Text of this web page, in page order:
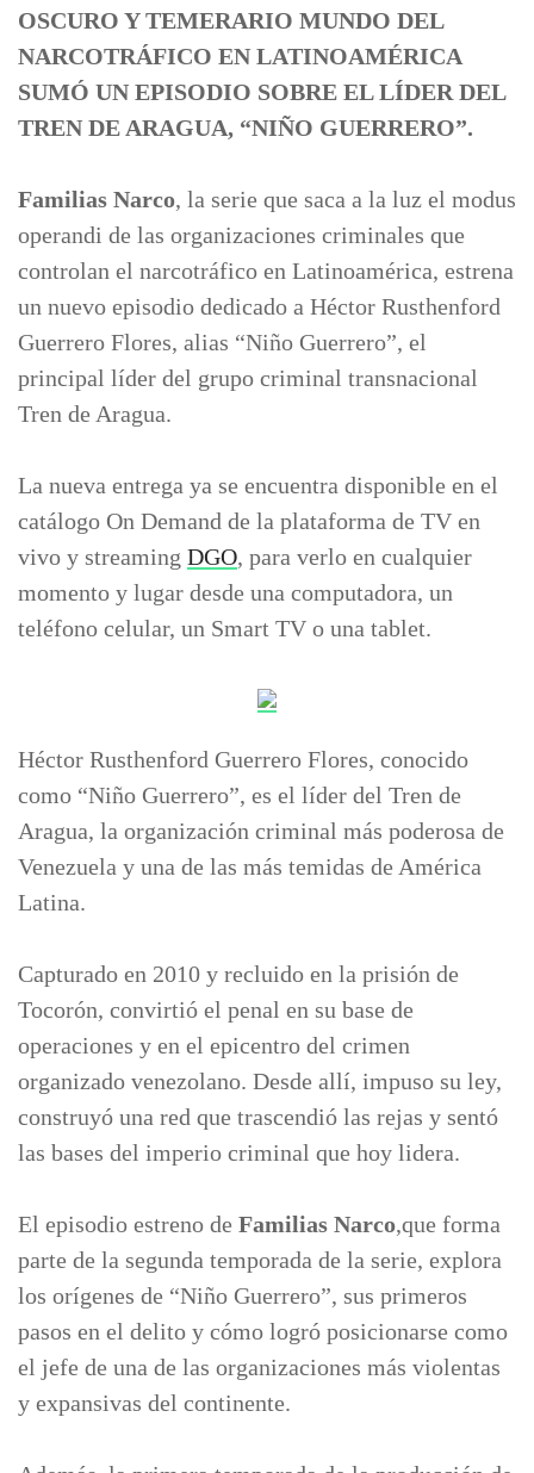
OSCURO Y TEMERARIO MUNDO DEL
NARCOTRÁFICO EN LATINOAMÉRICA
SUMÓ UN EPISODIO SOBRE EL LÍDER DEL
TREN DE ARAGUA, “NIÑO GUERRERO”.
Familias Narco, la serie que saca a la luz el modus
operandi de las organizaciones criminales que
controlan el narcotráfico en Latinoamérica, estrena
un nuevo episodio dedicado a Héctor Rusthenford
Guerrero Flores, alias “Niño Guerrero”, el
principal líder del grupo criminal transnacional
Tren de Aragua.
La nueva entrega ya se encuentra disponible en el
catálogo On Demand de la plataforma de TV en
vivo y streaming DGO, para verlo en cualquier
momento y lugar desde una computadora, un
teléfono celular, un Smart TV o una tablet.
Héctor Rusthenford Guerrero Flores, conocido
como “Niño Guerrero”, es el líder del Tren de
Aragua, la organización criminal más poderosa de
Venezuela y una de las más temidas de América
Latina.
Capturado en 2010 y recluido en la prisión de
Tocorón, convirtió el penal en su base de
operaciones y en el epicentro del crimen
organizado venezolano. Desde allí, impuso su ley,
construyó una red que trascendió las rejas y sentó
las bases del imperio criminal que hoy lidera.
El episodio estreno de Familias Narco,que forma
parte de la segunda temporada de la serie, explora
los orígenes de “Niño Guerrero”, sus primeros
pasos en el delito y cómo logró posicionarse como
el jefe de una de las organizaciones más violentas
y expansivas del continente.